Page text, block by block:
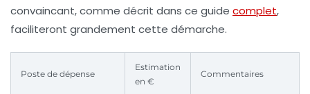
convaincant, comme décrit dans ce guide complet,
faciliteront grandement cette démarche.
Poste de dépense
Estimation
en €
Commentaires